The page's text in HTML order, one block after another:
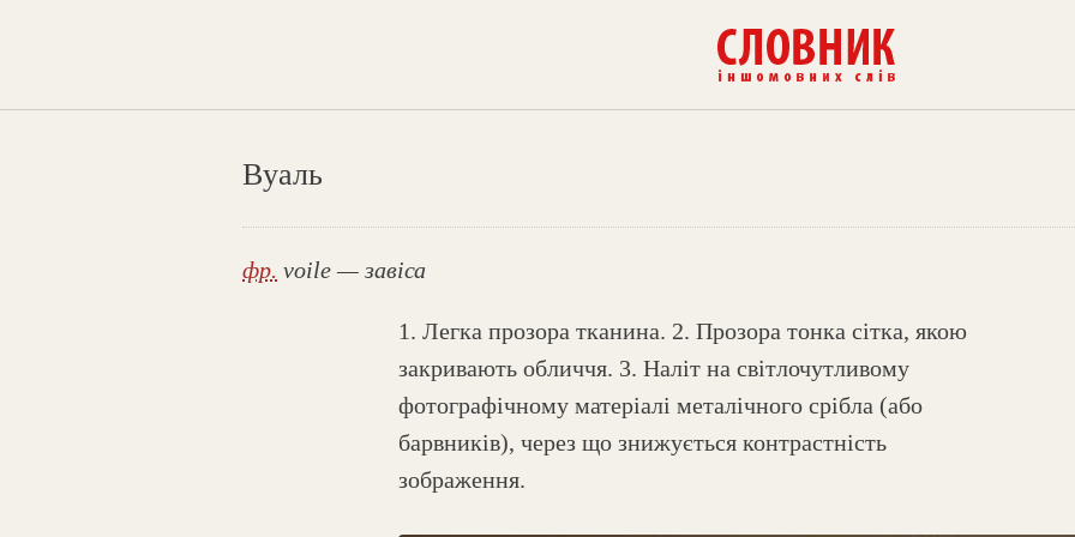
Вуаль
фр. voile — завіса
1. Легка прозора тканина. 2. Прозора тонка сітка, якою
закривають обличчя. 3. Наліт на світлочутливому
фотографічному матеріалі металічного срібла (або
барвників), через що знижується контрастність
зображення.